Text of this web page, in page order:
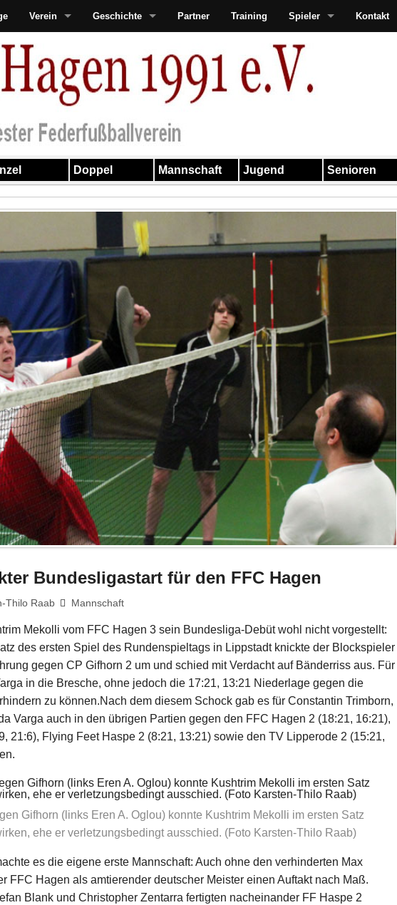
Verein Geschichte Partner Training Spieler Kontakt
Doppel Mannschaft Jugend Senioren
Bundesligastart für den FFC Hagen
Thilo Raab Mannschaft
Mekolli vom FFC Hagen 3 sein Bundesliga-Debüt wohl nicht vorgestellt:
des ersten Spiel des Rundenspieltags in Lippstadt knickte der Blockspieler
gegen CP Gifhorn 2 um und schied mit Verdacht auf Bänderriss aus. Für
in die Bresche, ohne jedoch die 17:21, 13:21 Niederlage gegen die
zu können.Nach dem diesem Schock gab es für Constantin Trimborn,
Varga auch in den übrigen Partien gegen den FFC Hagen 2 (18:21, 16:21),
21:6), Flying Feet Haspe 2 (8:21, 13:21) sowie den TV Lipperode 2 (15:21,
Gifhorn (links Eren A. Oglou) konnte Kushtrim Mekolli im ersten Satz
ehe er verletzungsbedingt ausschied. (Foto Karsten-Thilo Raab)
es die eigene erste Mannschaft: Auch ohne den verhinderten Max
FFC Hagen als amtierender deutscher Meister einen Auftakt nach Maß.
Blank und Christopher Zentarra fertigten nacheinander FF Haspe 2